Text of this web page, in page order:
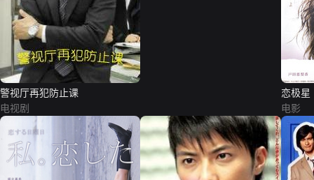
警视厅再犯防止课
电视剧
恋极星
电影